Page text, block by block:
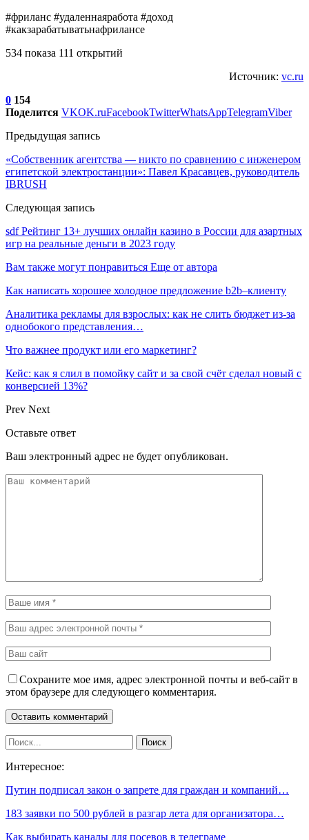
#фриланс #удаленнаяработа #доход
#какзарабатыватьнафрилансе
534 показа 111 открытий
Источник: vc.ru
0 154
Поделится VKOK.ruFacebookTwitterWhatsAppTelegramViber
Предыдущая запись
«Собственник агентства — никто по сравнению с инженером
египетской электростанции»: Павел Красавцев, руководитель
IBRUSH
Следующая запись
sdf Рейтинг 13+ лучших онлайн казино в России для азартных
игр на реальные деньги в 2023 году
Вам также могут понравиться Еще от автора
Как написать хорошее холодное предложение b2b–клиенту
Аналитика рекламы для взрослых: как не слить бюджет из-за
однобокого представления…
Что важнее продукт или его маркетинг?
Кейс: как я слил в помойку сайт и за свой счёт сделал новый с
конверсией 13%?
Prev Next
Оставьте ответ
Ваш электронный адрес не будет опубликован.
Сохраните мое имя, адрес электронной почты и веб-сайт в
этом браузере для следующего комментария.
Интересное:
Путин подписал закон о запрете для граждан и компаний…
183 заявки по 500 рублей в разгар лета для организатора…
Как выбирать каналы для посевов в телеграме